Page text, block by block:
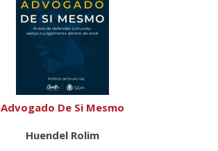
Advogado De Si Mesmo
Huendel Rolim